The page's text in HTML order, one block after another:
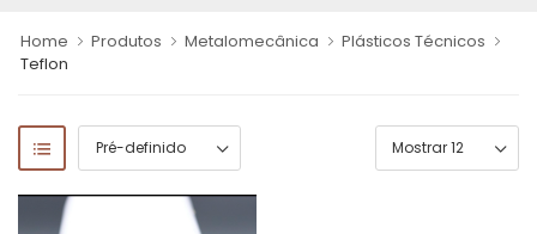
Home Produtos Metalomecânica
Plásticos Técnicos
Teflon